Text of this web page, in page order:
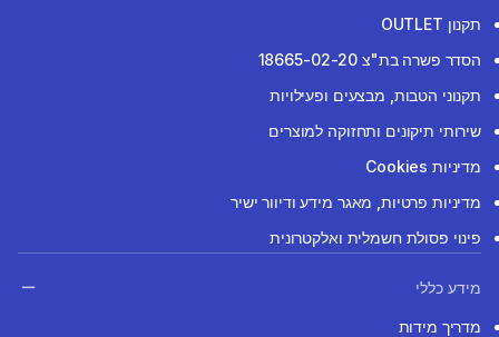
תקנון OUTLET
הסדר פשרה בת"צ 18665-02-20
תקנוני הטבות, מבצעים ופעילויות
שירותי תיקונים ותחזוקה למוצרים
מדיניות Cookies
מדיניות פרטיות, מאגר מידע ודיוור ישיר
פינוי פסולת חשמלית ואלקטרונית
מידע כללי
מדריך מידות